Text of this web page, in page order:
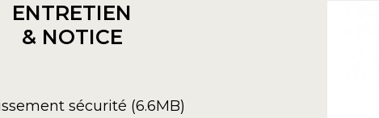
ENTRETIEN
& NOTICE
sécurité (6.6MB)